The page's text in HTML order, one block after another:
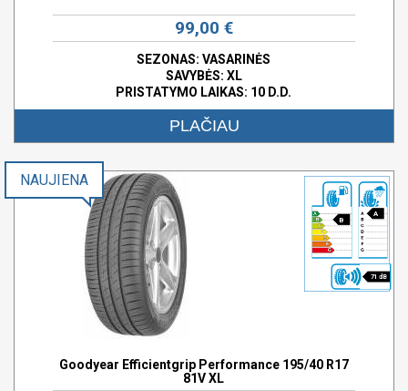
99,00 €
SEZONAS: VASARINĖS
SAVYBĖS: XL
PRISTATYMO LAIKAS: 10 D.D.
PLAČIAU
B
A
71 dB
NAUJIENA
Goodyear Efficientgrip Performance 195/40 R17
81V XL